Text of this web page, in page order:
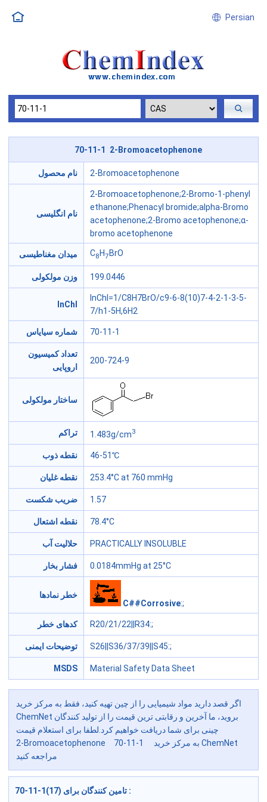
Persian
70-11-1 2-Bromoacetophenone
نام محصول 2-Bromoacetophenone
نام انگلیسی
2-Bromoacetophenone;2-Bromo-1-phenyl
ethanone;Phenacyl bromide;alpha-Bromo
acetophenone;2-Bromo acetophenone;α-
bromo acetophenone
میدان مغناطیسی C8 H7 BrO
وزن مولکولی 199.0446
InChI
InChI=1/C8H7BrO/c9-6-8(10)7-4-2-1-3-5-
7/h1-5H,6H2
شماره سیایاس 70-11-1
تعداد کمیسیون
اروپایی
200-724-9
ساختار مولکولی
تراکم 1.483g/cm3
نقطه ذوب 46-51℃
نقطه غلیان 253.4°C at 760 mmHg
ضریب شکست 1.57
نقطه اشتعال 78.4°C
حلالیت آب PRACTICALLY INSOLUBLE
فشار بخار 0.0184mmHg at 25°C
خطر نمادها
C##Corrosive:;
کدهای خطر R20/21/22||R34:;
توضیحات ایمنی S26||S36/37/39||S45:;
MSDS Material Safety Data Sheet
اگر قصد دارید مواد شیمیایی را از چین تهیه کنید، فقط به مرکز خرید
ChemNet بروید، ما آخرین و رقابتی ترین قیمت را از تولید کنندگان
چینی برای شما دریافت خواهیم کرد.لطفا برای استعلام قیمت
2-Bromoacetophenone 70-11-1
مراجعه کنید
: